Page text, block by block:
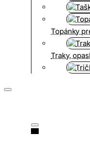
Topánky
Traky,